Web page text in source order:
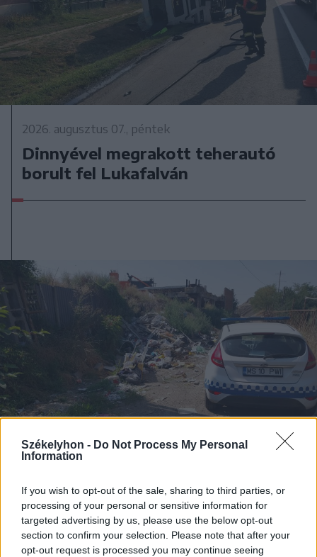
Székelyhon - Do Not Process My Personal
Information
If you wish to opt-out of the sale, sharing to third parties, or
processing of your personal or sensitive information for
targeted advertising by us, please use the below opt-out
section to confirm your selection. Please note that after your
opt-out request is processed you may continue seeing
2026. augusztus 07., péntek
Dinnyével megrakott teherautó
borult fel Lukafalván
2026. augusztus 06., csütörtök
Tetemes bírság a szemetelőknek